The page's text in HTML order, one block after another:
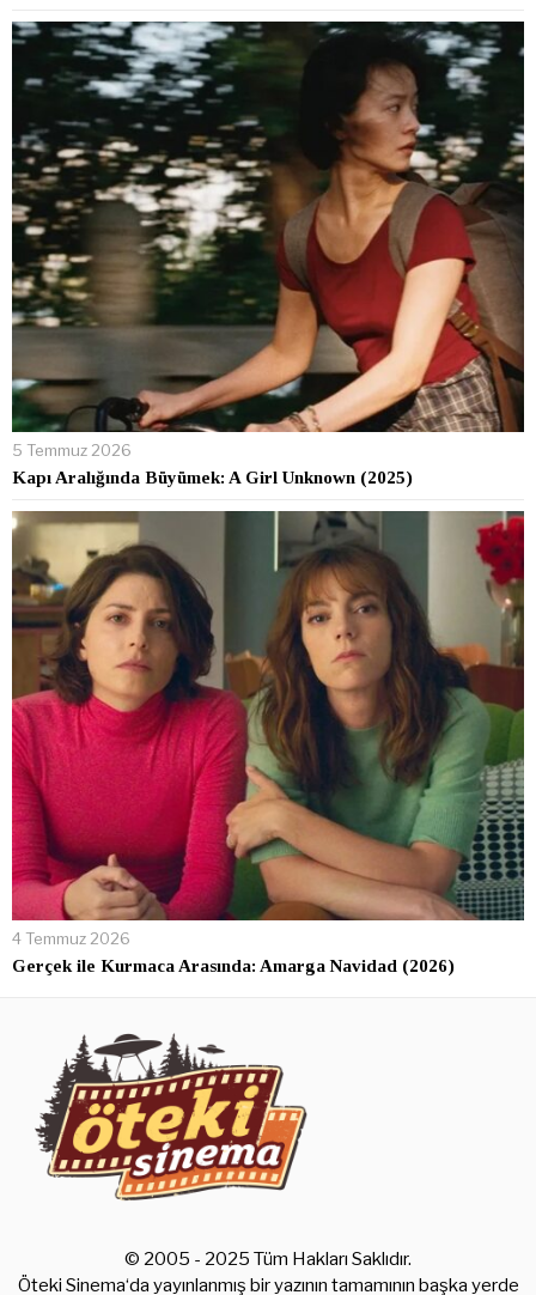
5 Temmuz 2026
Kapı Aralığında Büyümek: A Girl Unknown (2025)
4 Temmuz 2026
Gerçek ile Kurmaca Arasında: Amarga Navidad (2026)
© 2005 - 2025 Tüm Hakları Saklıdır.
Öteki Sinema‘da yayınlanmış bir yazının tamamının başka yerde